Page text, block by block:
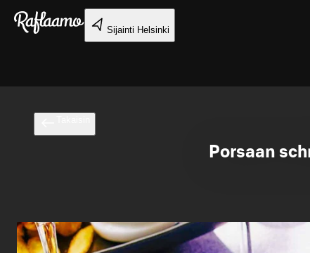
Siirry pääsisältöön
Sijainti Helsinki
Porsaan